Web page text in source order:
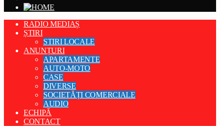
RADIO MEDIAȘ
ȘTIRI
STIRI LOCALE
ANUNȚURI
APARTAMENTE
AUTO-MOTO
CASE
DIVERSE
SOCIETĂȚI COMERCIALE
AUDIO
ECHIPĂ
CONTACT